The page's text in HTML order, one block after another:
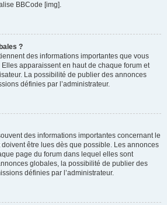
BBCode [img].
?
des informations importantes que vous
apparaissent en haut de chaque forum et
La possibilité de publier des annonces
définies par l’administrateur.
des informations importantes concernant le
être lues dès que possible. Les annonces
page du forum dans lequel elles sont
globales, la possibilité de publier des
définies par l’administrateur.